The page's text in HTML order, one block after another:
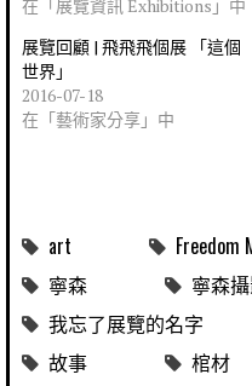
在「展覽資訊 Exhibitions」中
展覽回顧 | 飛飛飛個展 「這個
世界」
2016-07-18
在「藝術家分享」中
art
Freedom
寧森
寧森
我忘了展覽的名字
故事
棺材